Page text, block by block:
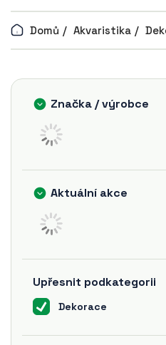
Domů Akvaristika
Značka / výrobce
Aktuální akce
Upřesnit podkategorii
Dekorace